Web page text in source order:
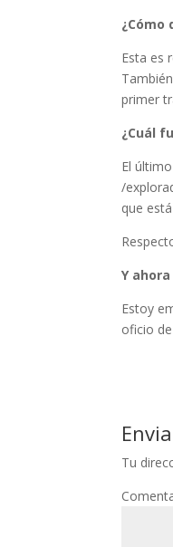
Esta es
primer
¿Cuál
El
/
que
Y
Estoy
oficio
Tu